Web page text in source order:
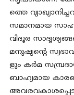
ത്തെ
സമാനമായ
വിദൂര
മനുഷ്യന്റെ
ളും കർമ
ബാഹ്യമായ